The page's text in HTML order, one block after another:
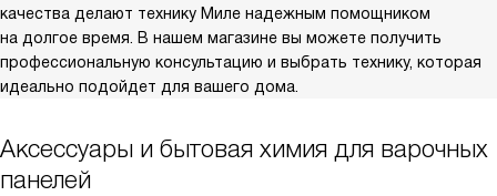
качества делают технику Миле надежным помощником
на долгое время. В нашем магазине вы можете получить
профессиональную консультацию и выбрать технику, которая
идеально подойдет для вашего дома.
Аксессуары и бытовая химия для варочных
панелей